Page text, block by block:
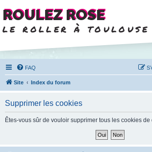
ROULEZ ROSE
le roller à toulouse
FAQ
Site Index du forum
Supprimer les cookies
Êtes-vous sûr de vouloir supprimer tous les cookies de